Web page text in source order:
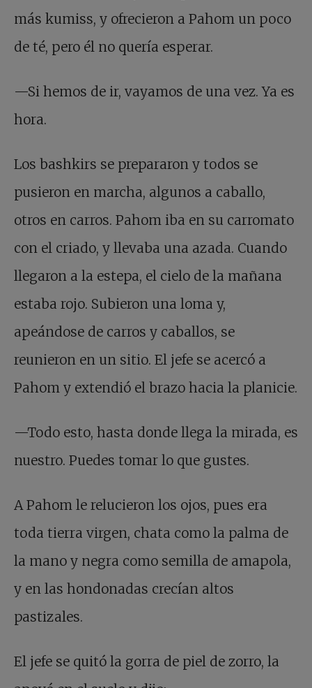
más kumiss, y ofrecieron a Pahom un poco
de té, pero él no quería esperar.
—Si hemos de ir, vayamos de una vez. Ya es
hora.
Los bashkirs se prepararon y todos se
pusieron en marcha, algunos a caballo,
otros en carros. Pahom iba en su carromato
con el criado, y llevaba una azada. Cuando
llegaron a la estepa, el cielo de la mañana
estaba rojo. Subieron una loma y,
apeándose de carros y caballos, se
reunieron en un sitio. El jefe se acercó a
Pahom y extendió el brazo hacia la planicie.
—Todo esto, hasta donde llega la mirada, es
nuestro. Puedes tomar lo que gustes.
A Pahom le relucieron los ojos, pues era
toda tierra virgen, chata como la palma de
la mano y negra como semilla de amapola,
y en las hondonadas crecían altos
pastizales.
El jefe se quitó la gorra de piel de zorro, la